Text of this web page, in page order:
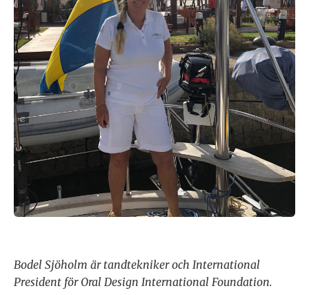
Bodel Sjöholm är tandtekniker och International
President för Oral Design International Foundation.